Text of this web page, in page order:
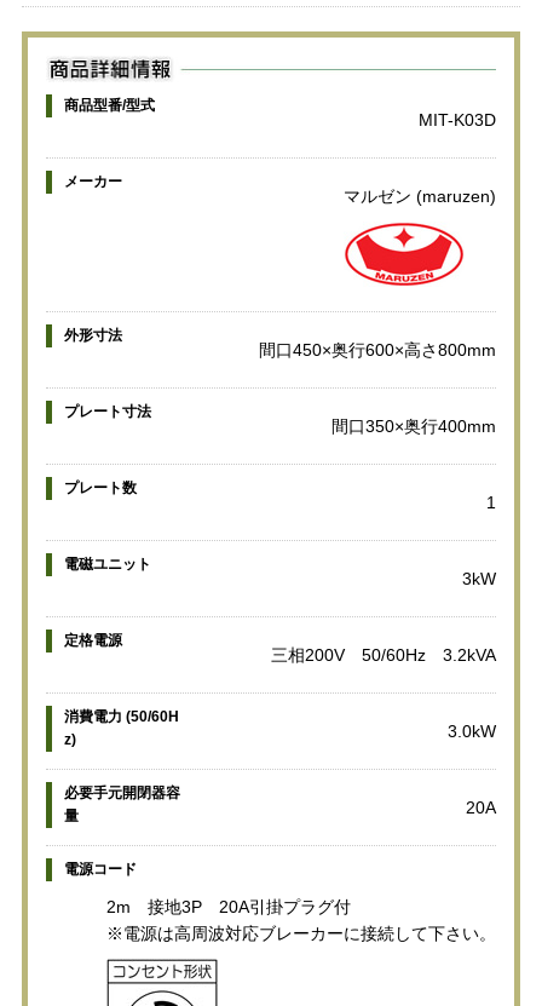
商品型番/型式
MIT-K03D
メーカー
マルゼン (maruzen)
外形寸法
間口450×奥行600×高さ800mm
プレート寸法
間口350×奥行400mm
プレート数
1
電磁ユニット
3kW
定格電源
三相200V 50/60Hz 3.2kVA
消費電力 (50/60H
z)
3.0kW
必要手元開閉器容
量
20A
電源コード
2m 接地3P 20A引掛プラグ付
※電源は高周波対応ブレーカーに接続して下さい。